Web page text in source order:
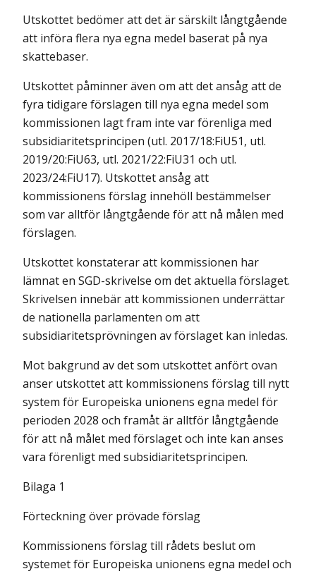
Utskottet bedömer att det är särskilt långtgående
att införa flera nya egna medel baserat på nya
skattebaser.
Utskottet påminner även om att det ansåg att de
fyra tidigare förslagen till nya egna medel som
kommissionen lagt fram inte var förenliga med
subsidiaritetsprincipen (utl. 2017/18:FiU51, utl.
2019/20:FiU63, utl. 2021/22:FiU31 och utl.
2023/24:FiU17). Utskottet ansåg att
kommissionens förslag innehöll bestämmelser
som var alltför långtgående för att nå målen med
förslagen.
Utskottet konstaterar att kommissionen har
lämnat en SGD-skrivelse om det aktuella förslaget.
Skrivelsen innebär att kommissionen underrättar
de nationella parlamenten om att
subsidiaritetsprövningen av förslaget kan inledas.
Mot bakgrund av det som utskottet anfört ovan
anser utskottet att kommissionens förslag till nytt
system för Europeiska unionens egna medel för
perioden 2028 och framåt är alltför långtgående
för att nå målet med förslaget och inte kan anses
vara förenligt med subsidiaritetsprincipen.
Bilaga 1
Förteckning över prövade förslag
Kommissionens förslag till rådets beslut om
systemet för Europeiska unionens egna medel och